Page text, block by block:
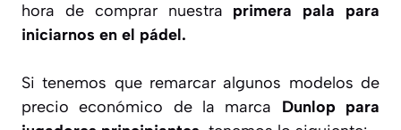
hora de comprar nuestra primera pala para
iniciarnos en el pádel.
Si tenemos que remarcar algunos modelos de
precio económico de la marca Dunlop para